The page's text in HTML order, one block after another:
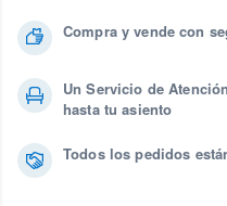
Compra y vende con
Un Servicio de
hasta tu asiento
Todos los pedidos